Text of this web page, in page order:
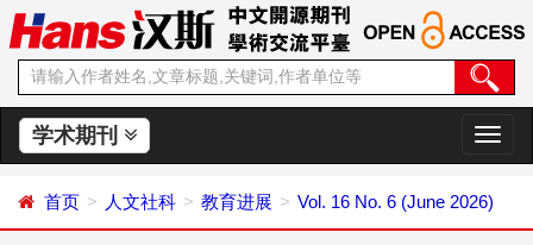
学术期刊
切
换
航
首页 人文社科 教育进展 Vol. 16 No. 6 (June 2026)